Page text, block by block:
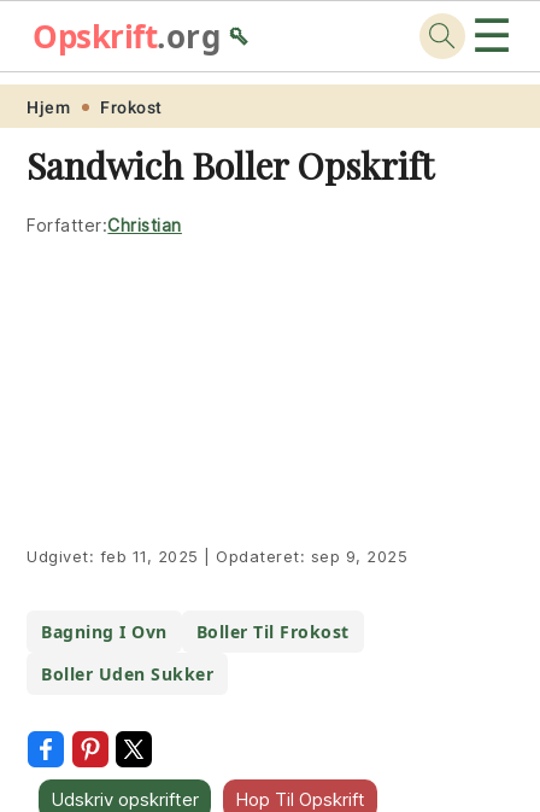
Skip
primary
navigation
Skip
main
content
Skip
primary
sidebar
Skip
footer
Opskrift.org🥄 ☰
Hjem Frokost
Sandwich Boller Opskrift
Forfatter:Christian
Udgivet: feb 11, 2025 Opdateret: sep 9, 2025
Bagning I Ovn
Boller Til Frokost
Boller Uden Sukker
Udskriv opskrifter Hop Til Opskrift